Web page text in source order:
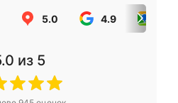
5.0 4.9
из 5